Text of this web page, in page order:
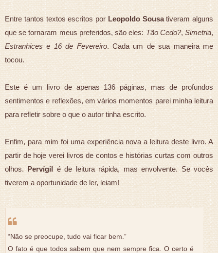
Entre tantos textos escritos porLeopoldo Sousativeram alguns
que se tornaram meus preferidos, são eles:Tão Cedo?,Simetria,
Estranhices e 16 de Fevereiro. Cada um de sua maneira me
tocou.
Este é um livro de apenas 136 páginas, mas de profundos
sentimentos e reflexões, em vários momentos parei minha leitura
para refletir sobre o que o autor tinha escrito.
Enfim, para mim foi uma experiência nova a leitura deste livro. A
partir de hoje verei livros de contos e histórias curtas com outros
olhos. Pervígil é de leitura rápida, mas envolvente. Se vocês
tiverem a oportunidade de ler, leiam!
“Não se preocupe, tudo vai ficar bem.”
O fato é que todos sabem que nem sempre fica. O certo é